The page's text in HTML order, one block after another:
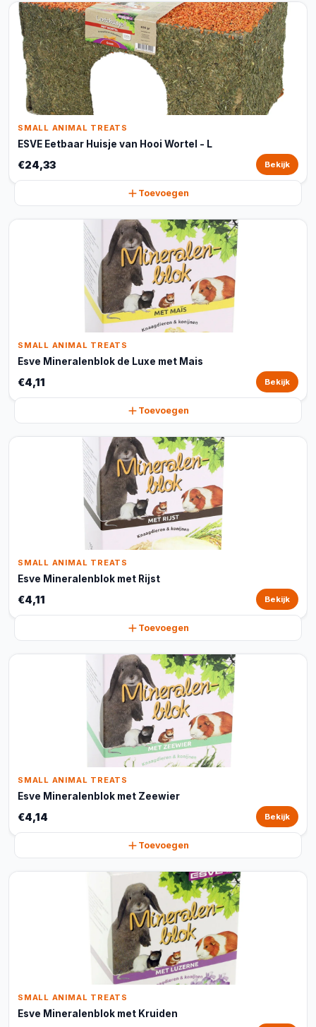
SMALL ANIMAL TREATS
ESVE Eetbaar Huisje van Hooi Wortel - L
€24,33 Bekijk
Toevoegen
SMALL ANIMAL TREATS
Esve Mineralenblok de Luxe met Mais
€4,11 Bekijk
Toevoegen
SMALL ANIMAL TREATS
Esve Mineralenblok met Rijst
€4,11 Bekijk
Toevoegen
SMALL ANIMAL TREATS
Esve Mineralenblok met Zeewier
€4,14 Bekijk
Toevoegen
SMALL ANIMAL TREATS
Esve Mineralenblok met Kruiden